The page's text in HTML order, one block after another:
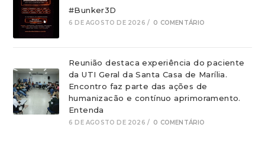
#Bunker3D
6 DE AGOSTO DE 2026 / 0 COMENTÁRIO
Reunião destaca experiência do paciente
da UTI Geral da Santa Casa de Marília.
Encontro faz parte das ações de
humanizacão e contínuo aprimoramento.
Entenda
6 DE AGOSTO DE 2026 / 0 COMENTÁRIO